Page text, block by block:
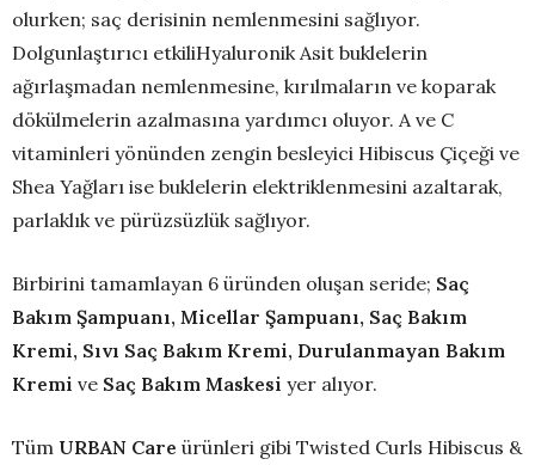
olurken; saç derisinin nemlenmesini sağlıyor.
Dolgunlaştırıcı etkiliHyaluronik Asit buklelerin
ağırlaşmadan nemlenmesine, kırılmaların ve koparak
dökülmelerin azalmasına yardımcı oluyor. A ve C
vitaminleri yönünden zengin besleyici Hibiscus Çiçeği ve
Shea Yağları ise buklelerin elektriklenmesini azaltarak,
parlaklık ve pürüzsüzlük sağlıyor.
Birbirini tamamlayan 6 üründen oluşan seride; Saç
Bakım Şampuanı, Micellar Şampuanı, Saç Bakım
Kremi, Sıvı Saç Bakım Kremi, Durulanmayan Bakım
Kremi ve Saç Bakım Maskesi yer alıyor.
Tüm URBAN Care ürünleri gibi Twisted Curls Hibiscus &